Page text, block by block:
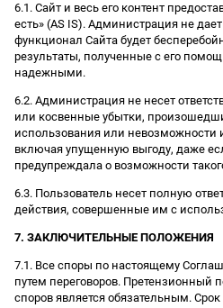
6.1. Сайт и весь его контент
есть» (AS IS). Администрация не
функционал Сайта будет
результаты, полученные с его
надежными.
6.2. Администрация не несет
или косвенные убытки,
использования или невозможности
включая упущенную выгоду, даже
предупреждала о возможности
6.3. Пользователь несет полную
действия, совершенные им с
7. ЗАКЛЮЧИТЕЛЬНЫЕ ПОЛОЖЕНИЯ
7.1. Все споры по настоящему
путем переговоров. Претензионный
споров является обязательным.